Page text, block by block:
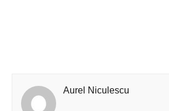
Aurel Niculescu